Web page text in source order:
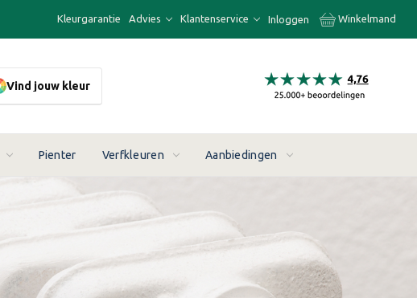
Kleurgarantie Advies Klantenservice Inloggen Winkelmand
Vind jouw kleur
Pienter Verfkleuren Aanbiedingen